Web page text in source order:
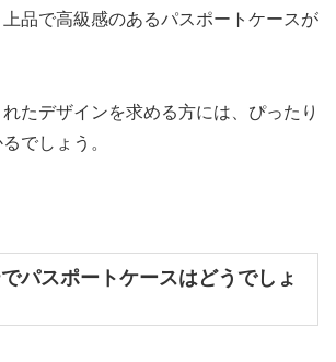
品で高級感のあるパスポートケースが
たデザインを求める方には、ぴったり
でしょう。
パスポートケースはどうでしょ